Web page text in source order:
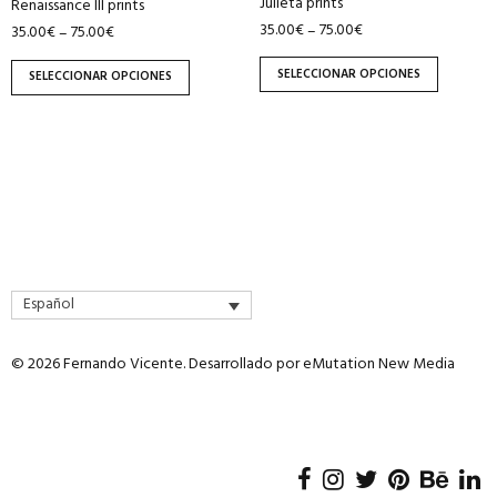
Renaissance III prints
35.00€–75.00€
SELECCIONAR OPCIONES
elegir
en
la
página
35.00€–75.00€
SELECCIONAR OPCIONES
elegir
en
la
página
Español
© 2026 Fernando Vicente. Desarrollado poreMutation New Media